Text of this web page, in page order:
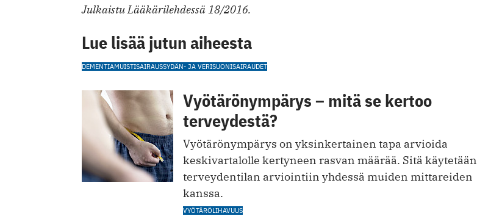
Julkaistu Lääkärilehdessä 18/2016.
Lue lisää jutun aiheesta
DEMENTIAMUISTISAIRAUSSYDÄN- JA VERISUONISAIRAUDET
Vyötärönympärys – mitä se kertoo
terveydestä?
Vyötärönympärys on yksinkertainen tapa arvioida
keskivartalolle kertyneen rasvan määrää. Sitä käytetään
terveydentilan arviointiin yhdessä muiden mittareiden
kanssa.
VYÖTÄRÖLIHAVUUS